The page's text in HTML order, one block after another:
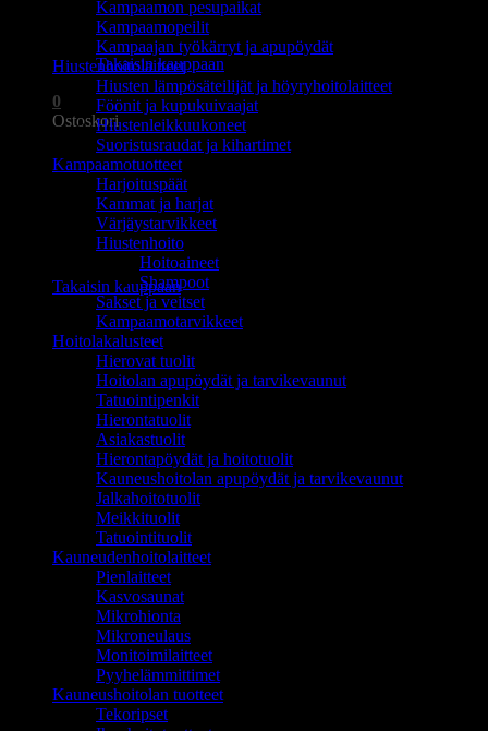
Ostoskori on tyhjä.
Takaisin kauppaan
0
Ostoskori
Ostoskori on tyhjä.
Takaisin kauppaan
Kampaamon pesupaikat
Kampaamopeilit
Kampaajan työkärryt ja apupöydät
Hiustenhoitolaitteet
Hiusten lämpösäteilijät ja höyryhoitolaitteet
Föönit ja kupukuivaajat
Hiustenleikkuukoneet
Suoristusraudat ja kihartimet
Kampaamotuotteet
Harjoituspäät
Kammat ja harjat
Värjäystarvikkeet
Hiustenhoito
Hoitoaineet
Shampoot
Sakset ja veitset
Kampaamotarvikkeet
Hoitolakalusteet
Hierovat tuolit
Hoitolan apupöydät ja tarvikevaunut
Tatuointipenkit
Hierontatuolit
Asiakastuolit
Hierontapöydät ja hoitotuolit
Kauneushoitolan apupöydät ja tarvikevaunut
Jalkahoitotuolit
Meikkituolit
Tatuointituolit
Kauneudenhoitolaitteet
Pienlaitteet
Kasvosaunat
Mikrohionta
Mikroneulaus
Monitoimilaitteet
Pyyhelämmittimet
Kauneushoitolan tuotteet
Tekoripset